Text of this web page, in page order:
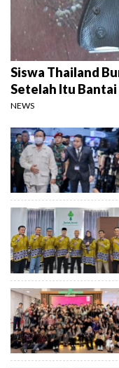
Siswa Thailand
Setelah Itu Bantai
NEWS